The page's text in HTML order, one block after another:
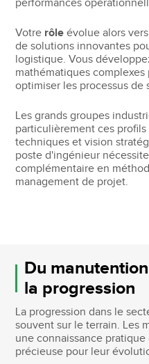
performances
Votre rôle évolue alors
de solutions innovantes
logistique. Vous
mathématiques
optimiser les processus de
Les grands groupes
particulièrement ces
techniques et vision
poste d'ingénieur
complémentaire en
management de projet.
Du
la progression
La progression dans le
souvent sur le terrain. Les
une connaissance
précieuse pour leur